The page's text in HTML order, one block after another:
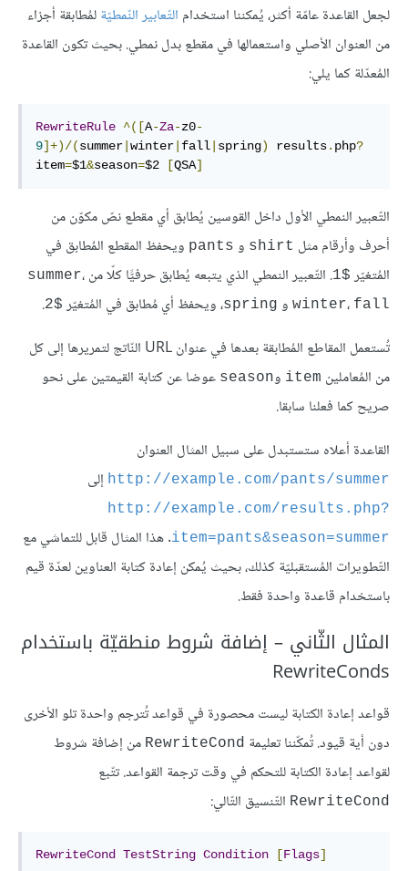
لجعل القاعدة عامّة أكثر، يُمكننا استخدام التّعابير النّمطيّةلمُطابقة أجزاء
من العنوان الأصلي واستعمالها في مقطع بدل نمطي. بحيث تكون القاعدة
المُعدّلة كما يلي:
RewriteRule ^([A-Za-z0-
9]+)/(summer winter fall spring) results. php?
item=$1&season=$2 [QSA]
التّعبير النمطي الأول داخل القوسين يُطابق أي مقطع نصّ مكوّن من
أحرف وأرقام مثل shirt و pants ويحفظ المقطع المُطابق في
المُتغيّر $1 . التّعبير النمطي الذي يتبعه يُطابق حرفيًّا كلّا من summer،
winter، fall و spring، ويحفظ أي مُطابق في المُتغيّر $2
.
تُستعمل المقاطع المُطابقة بعدها في عنوان URL النّاتج لتمريرها إلى كل
من المُعاملين item وseason عوضا عن كتابة القيمتين على نحو
صريح كما فعلنا سابقا.
القاعدة أعلاه ستستبدل على سبيل المثال العنوان
http://example.com/pants/summer إلى
http://example.com/results.php?
item=pants&season=summer. هذا المثال قابل للتماشي مع
التّطويرات المُستقبليّة كذلك، بحيث يُمكن إعادة كتابة العناوين لعدّة قيم
باستخدام قاعدة واحدة فقط.
المثال الثّاني – إضافة شروط منطقيّة باستخدام
RewriteConds
قواعد إعادة الكتابة ليست محصورة في قواعد تُترجم واحدة تلو الأخرى
دون أية قيود. تُمكّننا تعليمة RewriteCond من إضافة شروط
لقواعد إعادة الكتابة للتحكم في وقت ترجمة القواعد. تتّبع
RewriteCond التّنسيق التّالي:
RewriteCond TestString Condition [Flags]